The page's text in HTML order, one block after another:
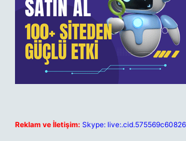
Reklam ve İletişim: Skype: